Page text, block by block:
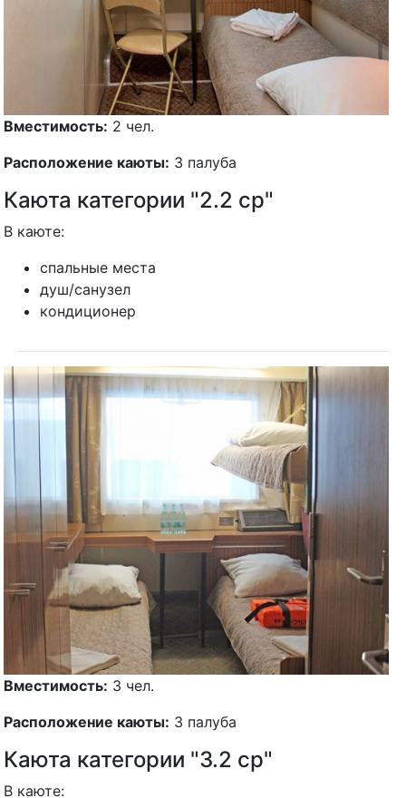
Вместимость: 2 чел.
Расположение каюты: 3 палуба
Каюта категории "2.2 ср"
В каюте:
спальные места
душ/санузел
кондиционер
Вместимость: 3 чел.
Расположение каюты: 3 палуба
Каюта категории "3.2 ср"
В каюте: